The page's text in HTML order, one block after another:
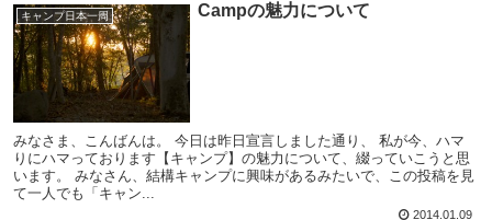
キャンプ日本一周 Campの魅力について
みなさま、こんばんは。 今日は昨日宣言しました通り、 私が今、ハマ
りにハマっております【キャンプ】の魅力について、綴っていこうと思
います。 みなさん、結構キャンプに興味があるみたいで、この投稿を見
て一人でも「キャン...
2014.01.09